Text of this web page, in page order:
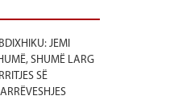
JEMI
SHUMË LARG
SË